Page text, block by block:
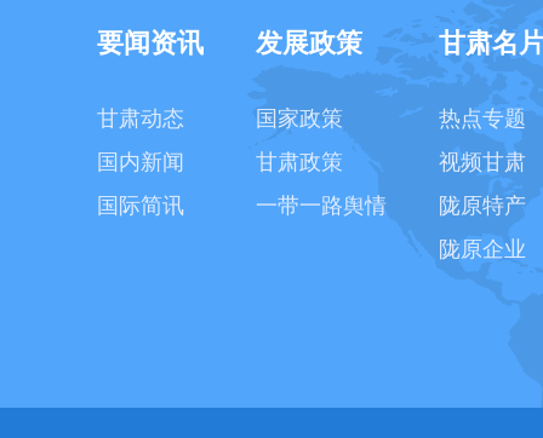
要闻资讯
甘肃动态
国内新闻
国际简讯
发展政策
国家政策
甘肃政策
一带一路舆情
甘肃名
热点专题
视频甘肃
陇原特产
陇原企业